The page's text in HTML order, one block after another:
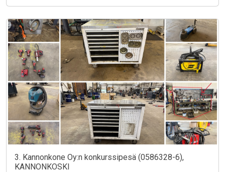
3. Kannonkone Oy:n konkurssipesä (0586328-6),
KANNONKOSKI